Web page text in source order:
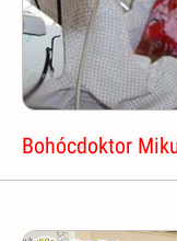
Bohócdoktor